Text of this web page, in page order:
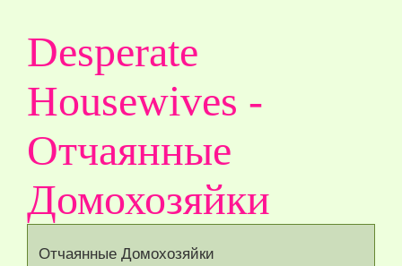
Desperate
Housewives -
Отчаянные
Домохозяйки
Отчаянные Домохозяйки